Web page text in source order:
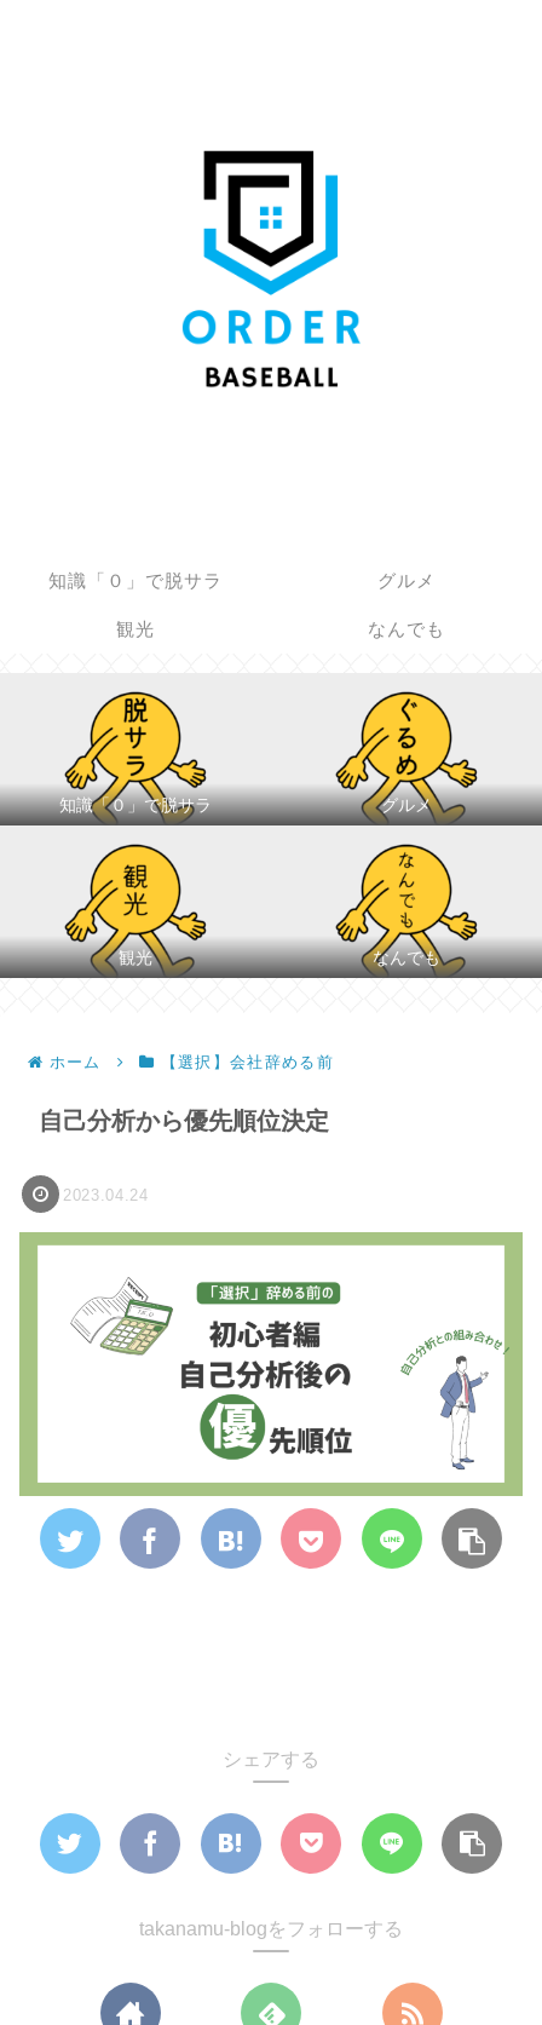
知識「０」で脱サラ グルメ
観光 なんでも
知識「０」で脱サラ グルメ
観光 なんでも
ホーム 【選択】会社辞める前
自己分析から優先順位決定
2023.04.24
シェアする
takanamu-blogをフォローする